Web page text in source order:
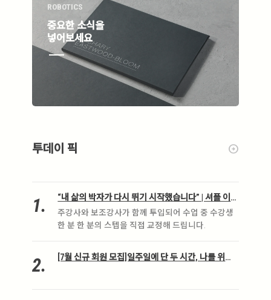
ROBOTICS
중요한 소식을
넣어보세요
투데이 픽 arrow_circle_right
.
“내 삶의 박자가 다시 뛰기 시작했습니다” | 셔플 이그
니션 3기 크루 모집(8월)
주강사와 보조강사가 함께 투입되어 수업 중 수강생
한 분 한 분의 스텝을 직접 교정해 드립니다.
.
[7월 신규 회원 모집]일주일에 단 두 시간, 나를 위한